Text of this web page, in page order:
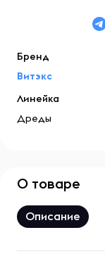
Бренд
Витэкс
Линейка
Дреды
О товаре
Описание